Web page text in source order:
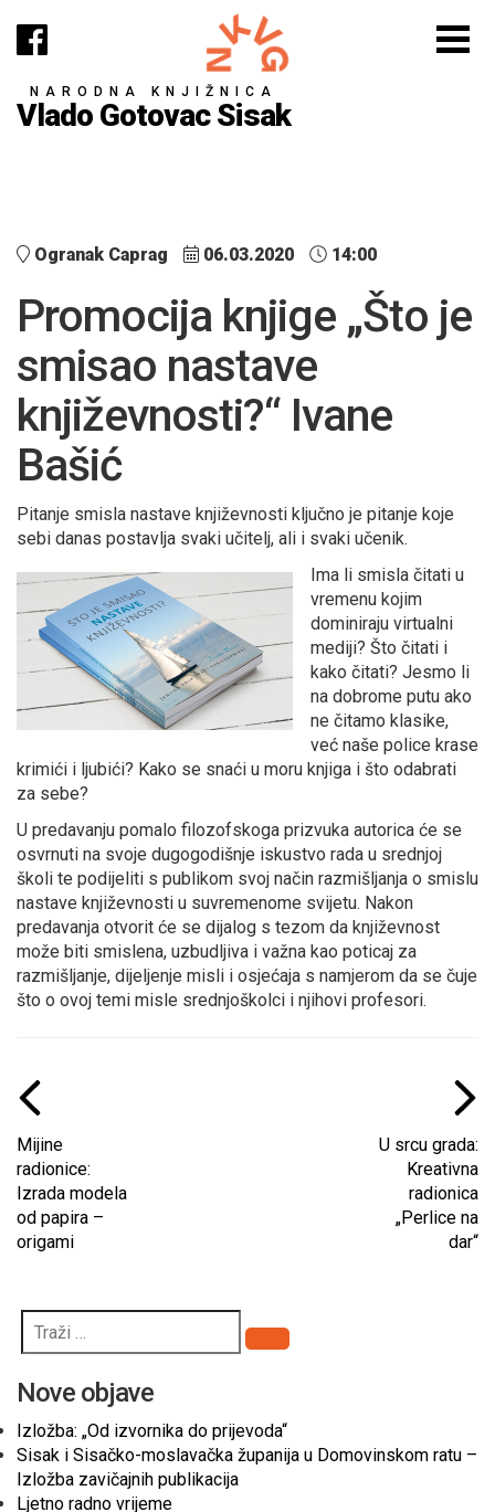
NARODNA KNJIŽNICA
Vlado Gotovac Sisak
Ogranak Caprag 06.03.2020 14:00
Promocija knjige „Što je
smisao nastave
književnosti?“ Ivane
Bašić
Pitanje smisla nastave književnosti ključno je pitanje koje
sebi danas postavlja svaki učitelj, ali i svaki učenik.
Ima li smisla čitati u
vremenu kojim
dominiraju virtualni
mediji? Što čitati i
kako čitati? Jesmo li
na dobrome putu ako
ne čitamo klasike,
već naše police krase
krimići i ljubići? Kako se snaći u moru knjiga i što odabrati
za sebe?
U predavanju pomalo filozofskoga prizvuka autorica će se
osvrnuti na svoje dugogodišnje iskustvo rada u srednjoj
školi te podijeliti s publikom svoj način razmišljanja o smislu
nastave književnosti u suvremenome svijetu. Nakon
predavanja otvorit će se dijalog s tezom da književnost
može biti smislena, uzbudljiva i važna kao poticaj za
razmišljanje, dijeljenje misli i osjećaja s namjerom da se čuje
što o ovoj temi misle srednjoškolci i njihovi profesori.
Mijine
radionice:
Izrada modela
od papira –
origami
U srcu grada:
Kreativna
radionica
„Perlice na
dar“
Pretraži
Nove objave
Izložba: „Od izvornika do prijevoda“
Sisak i Sisačko-moslavačka županija u Domovinskom ratu –
Izložba zavičajnih publikacija
Ljetno radno vrijeme